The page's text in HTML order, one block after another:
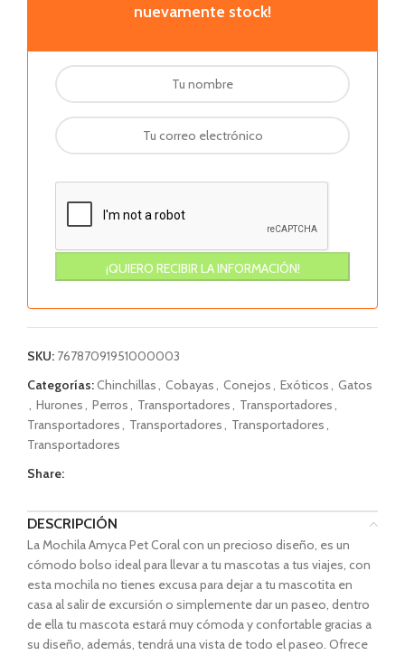
nuevamente stock!
SKU: 76787091951000003
Categorías:Chinchillas, Cobayas, Conejos, Exóticos, Gatos
, Hurones, Perros, Transportadores, Transportadores,
Transportadores, Transportadores, Transportadores,
Transportadores
Share:
DESCRIPCIÓN
La Mochila Amyca Pet Coral con un precioso diseño, es un
cómodo bolso ideal para llevar a tu mascotas a tus viajes, con
esta mochila no tienes excusa para dejar a tu mascotita en
casa al salir de excursión o simplemente dar un paseo, dentro
de ella tu mascota estará muy cómoda y confortable gracias a
su diseño, además, tendrá una vista de todo el paseo. Ofrece